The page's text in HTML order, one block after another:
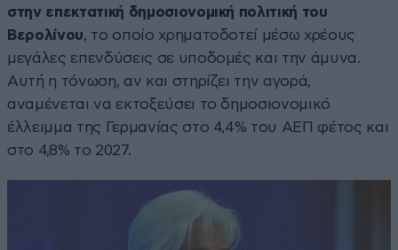
στην επεκτατική δημοσιονομική πολιτική του
Βερολίνου, το οποίο χρηματοδοτεί μέσω χρέους
μεγάλες επενδύσεις σε υποδομές και την άμυνα.
Αυτή η τόνωση, αν και στηρίζει την αγορά,
αναμένεται να εκτοξεύσει το δημοσιονομικό
έλλειμμα της Γερμανίας στο 4,4% του ΑΕΠ φέτος και
στο 4,8% το 2027.